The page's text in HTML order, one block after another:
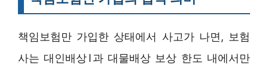
책임보험만 가입한 상태에서 사고가 나면, 보험
사는 대인배상Ⅰ과 대물배상 보상 한도 내에서만